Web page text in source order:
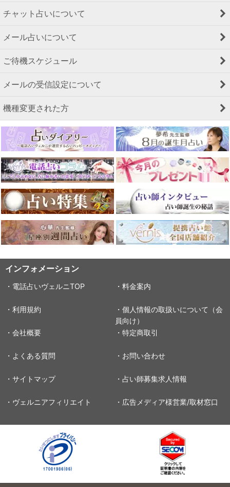
チャット占いについて
メール占いについて
ご待機スケジュール
メールの受信設定について
機種変更された方
インフォメーション
・電話占いヴェルニTOP ・料金案内
・利用規約
・個人情報の取扱いについて（会
員向け）
・会社概要
・特定商取引
・よくある質問 ・お問い合わせ
・サイトマップ ・占い師募集求人情報
・ヴェルニアフィリエイト ・広告メディア様営業/取材窓口